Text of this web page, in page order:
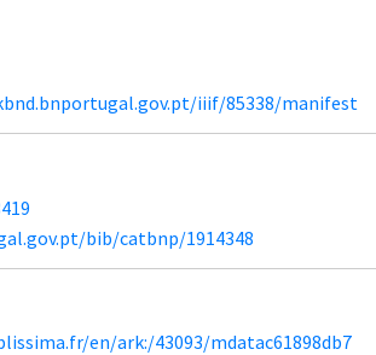
iiif/85338/manifest
bib/catbnp/1914348
en/ark:/43093/mdatac61898db7